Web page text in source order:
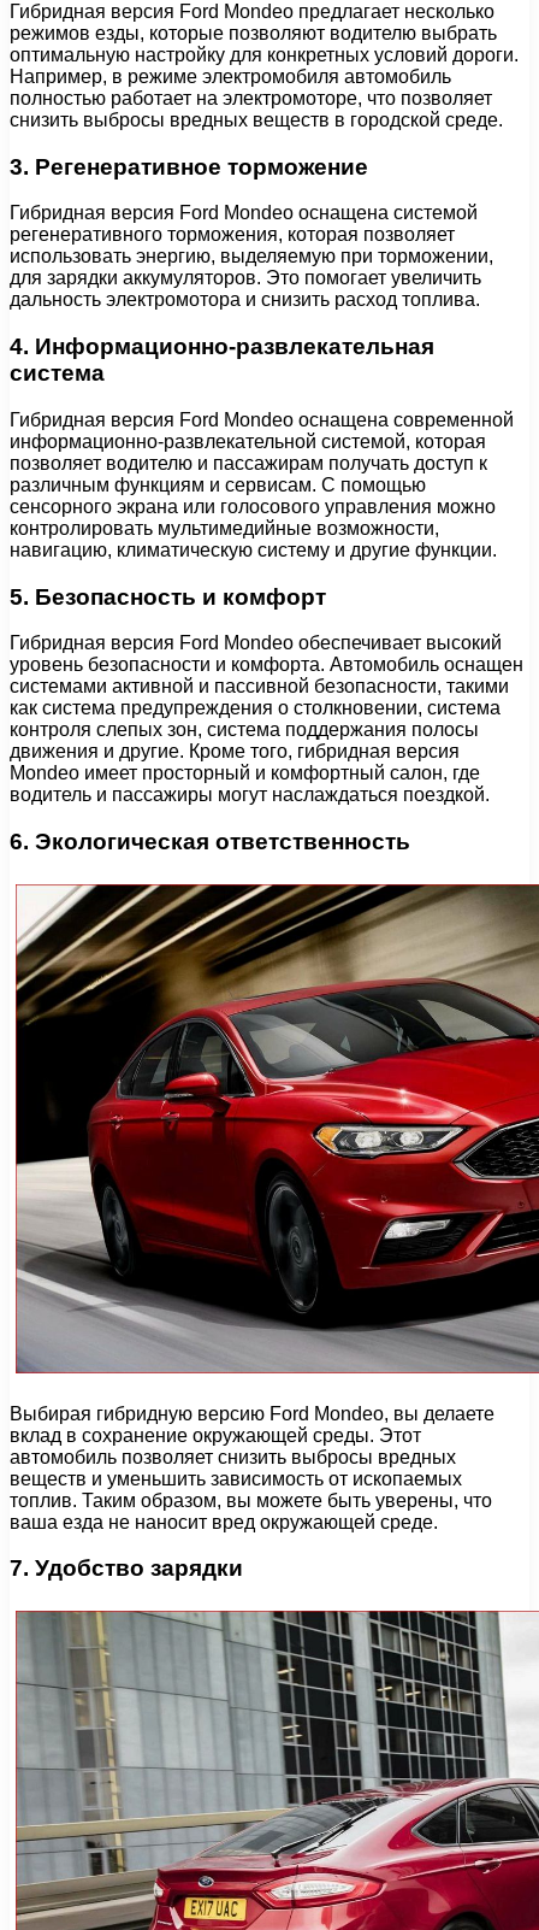
Гибридная версия Ford Mondeo предлагает несколько
режимов езды, которые позволяют водителю выбрать
оптимальную настройку для конкретных условий дороги.
Например, в режиме электромобиля автомобиль
полностью работает на электромоторе, что позволяет
снизить выбросы вредных веществ в городской среде.
3. Регенеративное торможение
Гибридная версия Ford Mondeo оснащена системой
регенеративного торможения, которая позволяет
использовать энергию, выделяемую при торможении,
для зарядки аккумуляторов. Это помогает увеличить
дальность электромотора и снизить расход топлива.
4. Информационно-развлекательная
система
Гибридная версия Ford Mondeo оснащена современной
информационно-развлекательной системой, которая
позволяет водителю и пассажирам получать доступ к
различным функциям и сервисам. С помощью
сенсорного экрана или голосового управления можно
контролировать мультимедийные возможности,
навигацию, климатическую систему и другие функции.
5. Безопасность и комфорт
Гибридная версия Ford Mondeo обеспечивает высокий
уровень безопасности и комфорта. Автомобиль оснащен
системами активной и пассивной безопасности, такими
как система предупреждения о столкновении, система
контроля слепых зон, система поддержания полосы
движения и другие. Кроме того, гибридная версия
Mondeo имеет просторный и комфортный салон, где
водитель и пассажиры могут наслаждаться поездкой.
6. Экологическая ответственность
Выбирая гибридную версию Ford Mondeo, вы делаете
вклад в сохранение окружающей среды. Этот
автомобиль позволяет снизить выбросы вредных
веществ и уменьшить зависимость от ископаемых
топлив. Таким образом, вы можете быть уверены, что
ваша езда не наносит вред окружающей среде.
7. Удобство зарядки